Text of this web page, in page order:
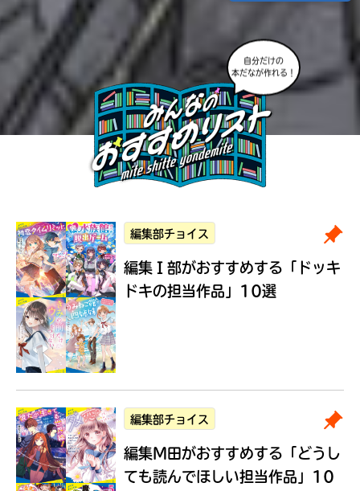
自分だけの
本だなが作れる！
編集部チョイス
編集Ｉ部がおすすめする 「ドッキ
ドキの担当作品」10選
編集部チョイス
編集M田がおすすめする 「どうし
ても読んでほしい担当作品」10